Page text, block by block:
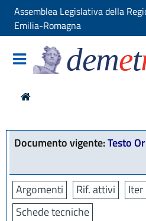
Assemblea Legislativa della
Emilia-Romagna
demet
Documento vigente:Testo
Argomenti Rif. attivi Iter
Schede tecniche